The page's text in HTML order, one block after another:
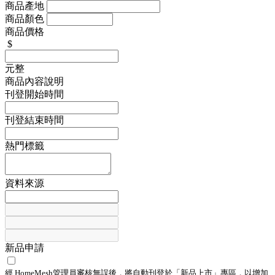
商品產地
商品顏色
商品價格
$
元整
商品內容說明
刊登開始時間
刊登結束時間
熱門標籤
資料來源
新品申請
經 HomeMesh管理員審核無誤後，將自動刊登於「 新品上市 」專區，以增加